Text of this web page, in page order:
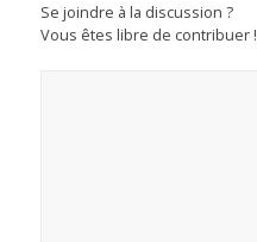
Se joindre à la discussion ?
Vous êtes libre de contribuer !